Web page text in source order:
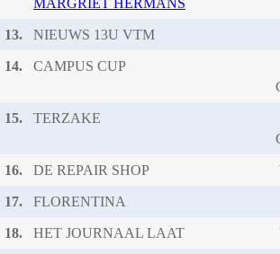
13. NIEUWS 13U VTM
14. CAMPUS CUP
15. TERZAKE
16. DE REPAIR SHOP
17. FLORENTINA
18. HET JOURNAAL LAAT